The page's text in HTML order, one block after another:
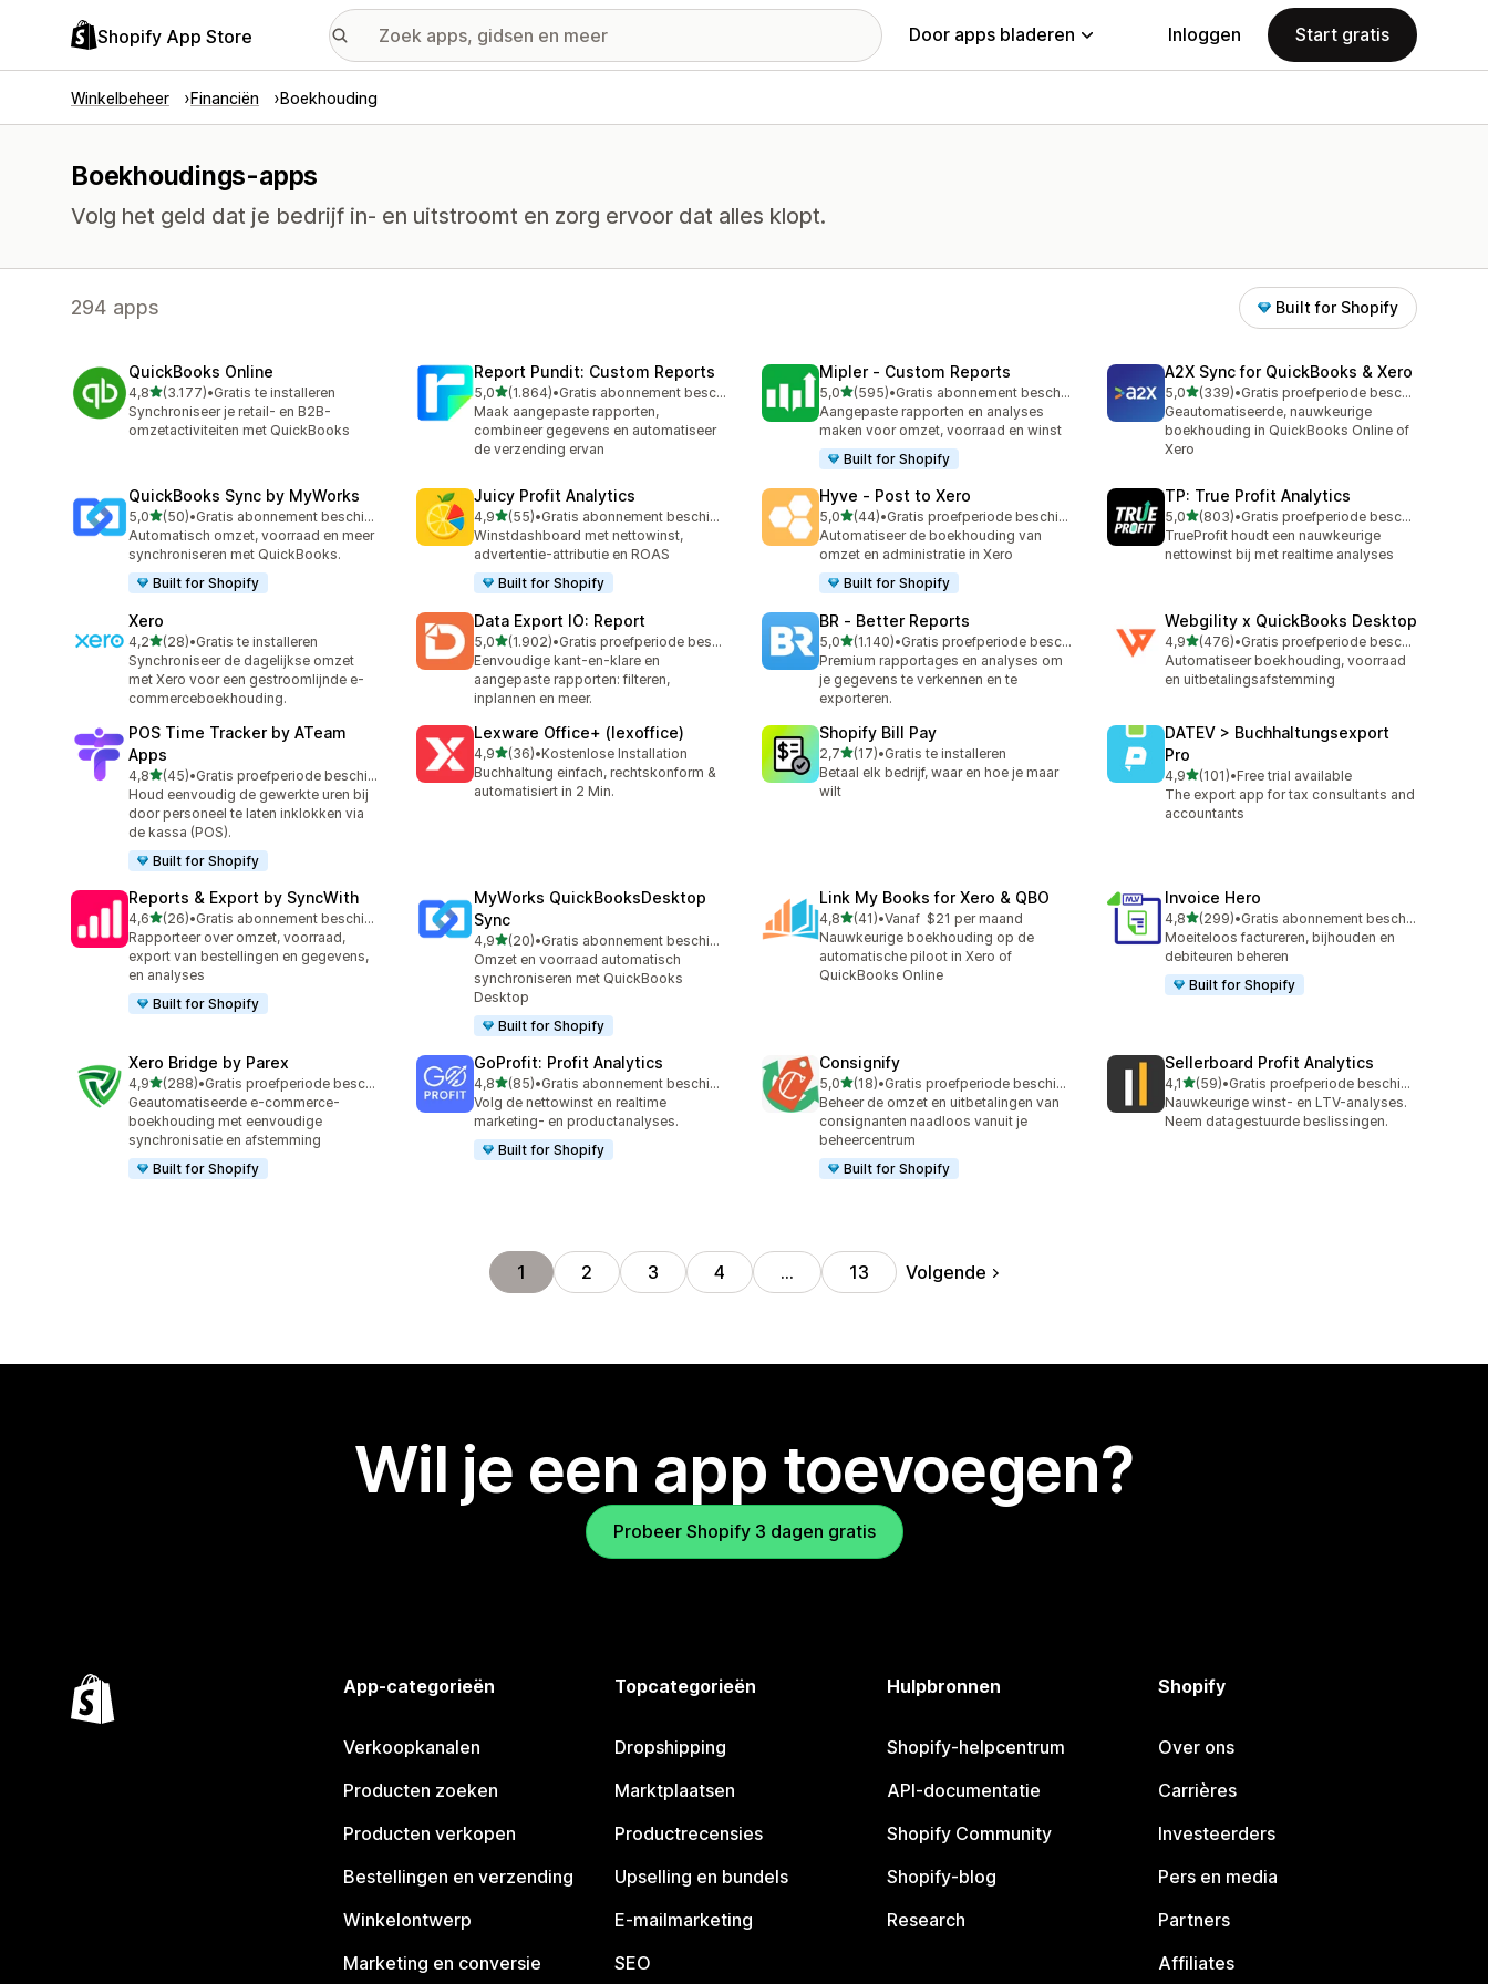
Shopify App Store Door apps bladeren Inloggen Start gratis
Winkelbeheer Financiën Boekhouding
Boekhoudings-apps
Volg het geld dat je bedrijf in- en uitstroomt en zorg ervoor dat alles klopt.
294 apps Built for Shopify
QuickBooks Online
4,8van 5 sterren
(3.177)
3177 recensies in totaal
•Gratis te installeren
Synchroniseer je retail- en B2B-
omzetactiviteiten met QuickBooks
Report Pundit: Custom Reports
5,0van 5 sterren
(1.864)
1864 recensies in totaal
•
Gratis abonnement beschikbaar
Maak aangepaste rapporten,
combineer gegevens en automatiseer
de verzending ervan
Mipler ‑ Custom Reports
5,0van 5 sterren
(595)
595 recensies in totaal
•
Gratis abonnement beschikbaar
Aangepaste rapporten en analyses
maken voor omzet, voorraad en winst
Built for Shopify
A2X Sync for QuickBooks & Xero
5,0van 5 sterren
(339)
339 recensies in totaal
•
Gratis proefperiode beschikbaar
Geautomatiseerde, nauwkeurige
boekhouding in QuickBooks Online of
Xero
QuickBooks Sync by MyWorks
5,0van 5 sterren
(50)
50 recensies in totaal
•
Gratis abonnement beschikbaar
Automatisch omzet, voorraad en meer
synchroniseren met QuickBooks.
Built for Shopify
Juicy Profit Analytics
4,9van 5 sterren
(55)
55 recensies in totaal
•
Gratis abonnement beschikbaar
Winstdashboard met nettowinst,
advertentie-attributie en ROAS
Built for Shopify
Hyve ‑ Post to Xero
5,0van 5 sterren
(44)
44 recensies in totaal
•
Gratis proefperiode beschikbaar
Automatiseer de boekhouding van
omzet en administratie in Xero
Built for Shopify
TP: True Profit Analytics
5,0van 5 sterren
(803)
803 recensies in totaal
•
Gratis proefperiode beschikbaar
TrueProfit houdt een nauwkeurige
nettowinst bij met realtime analyses
Xero
4,2van 5 sterren
(28)
28 recensies in totaal
•Gratis te installeren
Synchroniseer de dagelijkse omzet
met Xero voor een gestroomlijnde e-
commerceboekhouding.
Data Export IO: Report
5,0van 5 sterren
(1.902)
1902 recensies in totaal
•
Gratis proefperiode beschikbaar
Eenvoudige kant-en-klare en
aangepaste rapporten: filteren,
inplannen en meer.
BR ‑ Better Reports
5,0van 5 sterren
(1.140)
1140 recensies in totaal
•
Gratis proefperiode beschikbaar
Premium rapportages en analyses om
je gegevens te verkennen en te
exporteren.
Webgility x QuickBooks Desktop
4,9van 5 sterren
(476)
476 recensies in totaal
•
Gratis proefperiode beschikbaar
Automatiseer boekhouding, voorraad
en uitbetalingsafstemming
POS Time Tracker by ATeam
Apps
4,8van 5 sterren
(45)
45 recensies in totaal
•
Gratis proefperiode beschikbaar
Houd eenvoudig de gewerkte uren bij
door personeel te laten inklokken via
de kassa (POS).
Built for Shopify
Lexware Office+ (lexoffice)
4,9van 5 sterren
(36)
36 recensies in totaal
•Kostenlose Installation
Buchhaltung einfach, rechtskonform &
automatisiert in 2 Min.
Shopify Bill Pay
2,7van 5 sterren
(17)
17 recensies in totaal
•Gratis te installeren
Betaal elk bedrijf, waar en hoe je maar
wilt
DATEV > Buchhaltungsexport
Pro
4,9van 5 sterren
(101)
101 recensies in totaal
•Free trial available
The export app for tax consultants and
accountants
Reports & Export by SyncWith
4,6van 5 sterren
(26)
26 recensies in totaal
•
Gratis abonnement beschikbaar
Rapporteer over omzet, voorraad,
export van bestellingen en gegevens,
en analyses
Built for Shopify
MyWorks QuickBooksDesktop
Sync
4,9van 5 sterren
(20)
20 recensies in totaal
•
Gratis abonnement beschikbaar
Omzet en voorraad automatisch
synchroniseren met QuickBooks
Desktop
Built for Shopify
Link My Books for Xero & QBO
4,8van 5 sterren
(41)
41 recensies in totaal
•Vanaf $21 per maand
Nauwkeurige boekhouding op de
automatische piloot in Xero of
QuickBooks Online
Invoice Hero
4,8van 5 sterren
(299)
299 recensies in totaal
•
Gratis abonnement beschikbaar
Moeiteloos factureren, bijhouden en
debiteuren beheren
Built for Shopify
Xero Bridge by Parex
4,9van 5 sterren
(288)
288 recensies in totaal
•
Gratis proefperiode beschikbaar
Geautomatiseerde e-commerce-
boekhouding met eenvoudige
synchronisatie en afstemming
Built for Shopify
GoProfit: Profit Analytics
4,8van 5 sterren
(85)
85 recensies in totaal
•
Gratis abonnement beschikbaar
Volg de nettowinst en realtime
marketing- en productanalyses.
Built for Shopify
Consignify
5,0van 5 sterren
(18)
18 recensies in totaal
•
Gratis proefperiode beschikbaar
Beheer de omzet en uitbetalingen van
consignanten naadloos vanuit je
beheercentrum
Built for Shopify
Sellerboard Profit Analytics
4,1van 5 sterren
(59)
59 recensies in totaal
•
Gratis proefperiode beschikbaar
Nauwkeurige winst- en LTV-analyses.
Neem datagestuurde beslissingen.
1 2 3 4 … 13 Volgende
Wil je een app toevoegen?
Probeer Shopify 3 dagen gratis
App-categorieën
Verkoopkanalen
Producten zoeken
Producten verkopen
Bestellingen en verzending
Winkelontwerp
Marketing en conversie
Topcategorieën
Dropshipping
Marktplaatsen
Productrecensies
Upselling en bundels
E-mailmarketing
SEO
Hulpbronnen
Shopify-helpcentrum
API-documentatie
Shopify Community
Shopify-blog
Research
Shopify
Over ons
Carrières
Investeerders
Pers en media
Partners
Affiliates